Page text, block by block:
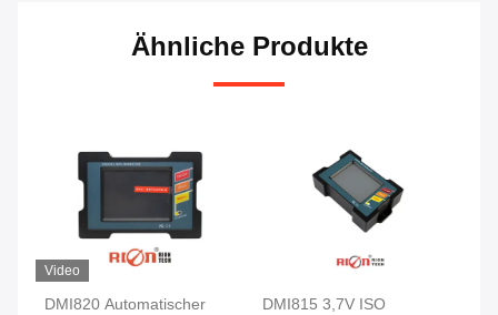
Ähnliche Produkte
Video
DMI820 Automatischer
DMI815 3,7V ISO